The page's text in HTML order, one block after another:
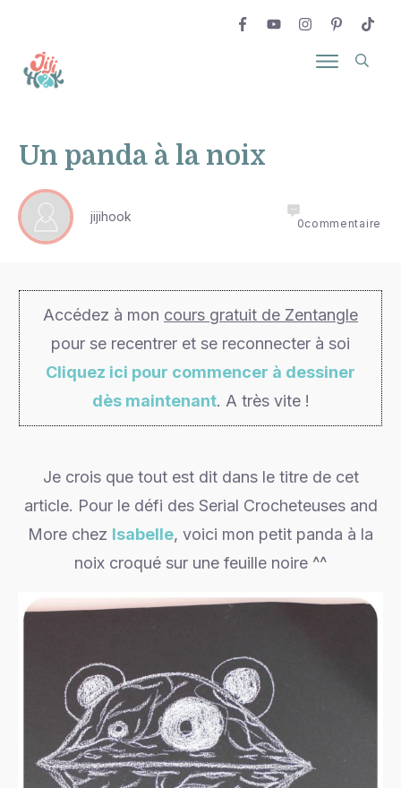
Un panda à la noix
jijihook 0commentaire
Accédez à mon cours gratuit de Zentangle
pour se recentrer et se reconnecter à soi
Cliquez ici pour commencer à dessiner
dès maintenant. A très vite !
Je crois que tout est dit dans le titre de cet
article. Pour le défi des Serial Crocheteuses and
More chez Isabelle, voici mon petit panda à la
noix croqué sur une feuille noire ^^